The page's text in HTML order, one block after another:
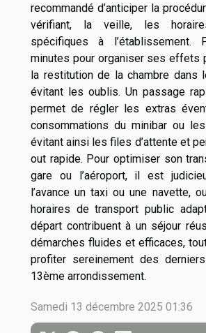
recommandé d’anticiper la
vérifiant, la veille, les
spécifiques à l’établissement.
minutes pour organiser ses effets
la restitution de la chambre dans
évitant les oublis. Un passage
permet de régler les extras
consommations du minibar ou
évitant ainsi les files d’attente et
out rapide. Pour optimiser son
gare ou l’aéroport, il est
l’avance un taxi ou une navette,
horaires de transport public
départ contribuent à un séjour
démarches fluides et efficaces,
profiter sereinement des
13ème arrondissement.
Samedi 13 décembre 2025 01:36